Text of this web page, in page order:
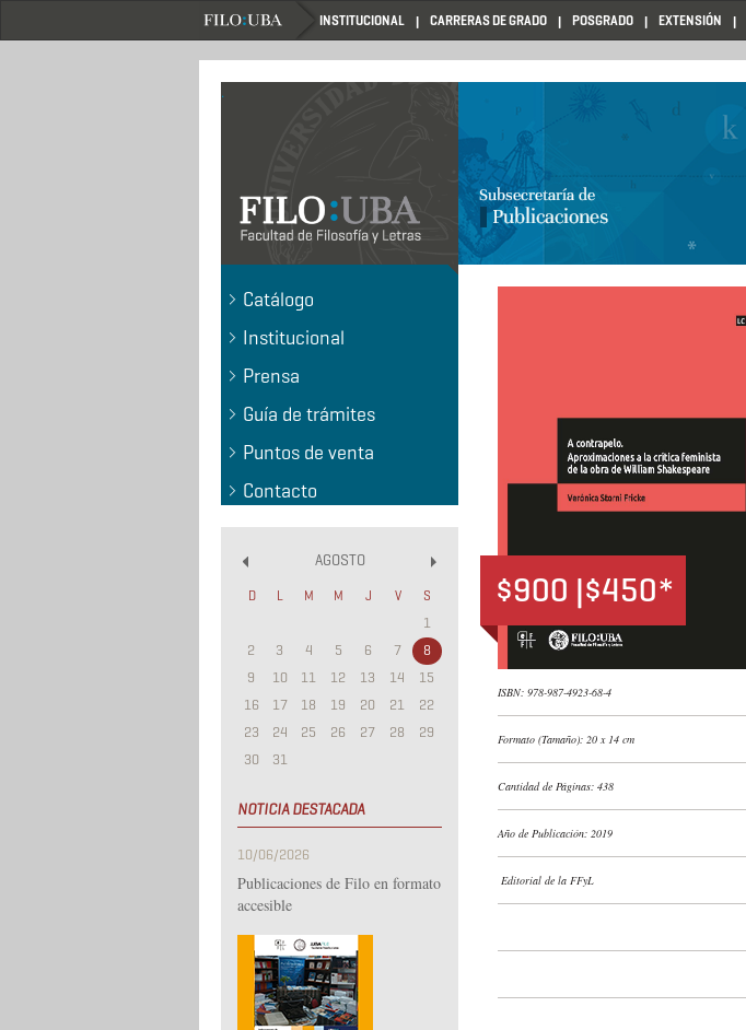
INSTITUCIONAL CARRERAS DE GRADO POSGRADO EXTENSIÓN
.
Catálogo
Institucional
Prensa
Guía de trámites
Puntos de venta
Contacto
AGOSTO
D L M M J V S
1
2
3 4 5 6 7
8
9
10 11 12 13 14
15
16
17 18 19 20 21
22
23
24 25 26 27 28
29
30
31
NOTICIA DESTACADA
10/06/2026
Publicaciones de Filo en formato
accesible
$900 |$450*
ISBN: 978-987-4923-68-4
Formato (Tamaño): 20 x 14 cm
Cantidad de Páginas: 438
Año de Publicación: 2019
Editorial de la FFyL